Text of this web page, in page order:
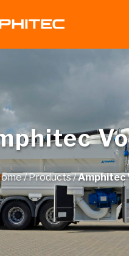
/Products/Amphitec